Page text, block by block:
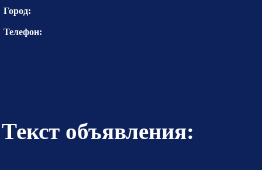
Город:
Телефон:
Текст объявления: